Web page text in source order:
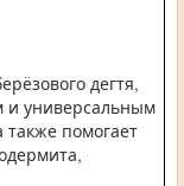
дегтя,
и универсальным
помогает